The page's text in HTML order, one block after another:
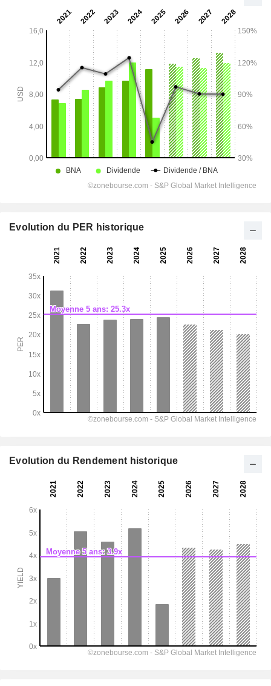
Evolution du PER historique
Evolution du Rendement historique